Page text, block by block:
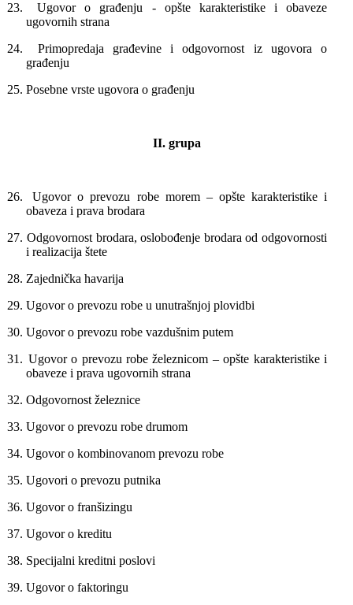
23.
Ugovor o građenju
- opšte karakteristike i obaveze
ugovornih strana
24.
Primopredaja građevine i odgovornost iz ugovora o
građenju
25. Posebne vrste ugovora o građenju
II. grupa
26.
Ugovor o prevozu robe morem – opšte karakteristike i
obaveza i prava brodara
27. Odgovornost brodara, oslobođenje brodara od odgovornosti
i realizacija štete
28. Zajednička havarija
29. Ugovor o prevozu robe u unutrašnjoj plovidbi
30. Ugovor o prevozu robe vazdušnim putem
31. Ugovor o prevozu robe železnicom – opšte karakteristike i
obaveze i prava ugovornih strana
32. Odgovornost železnice
33. Ugovor o prevozu robe drumom
34. Ugovor o kombinovanom prevozu robe
35. Ugovori o prevozu putnika
36. Ugovor o franšizingu
37. Ugovor o kreditu
38. Specijalni kreditni poslovi
39. Ugovor o faktoringu